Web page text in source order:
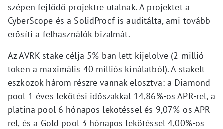
szépen fejlődő projektre utalnak. A projektet a
CyberScope és a SolidProof is auditálta, ami tovább
erősíti a felhasználók bizalmát.
Az AVRK stake célja 5%-ban lett kijelölve (2 millió
token a maximális 40 milliós kínálatból). A stakelt
eszközök három részre vannak elosztva: a Diamond
pool 1 éves lekötési időszakkal 14,86%-os APR-rel, a
platina pool 6 hónapos lekötéssel és 9,07%-os APR-
rel, és a Gold pool 3 hónapos lekötéssel 4,00%-os